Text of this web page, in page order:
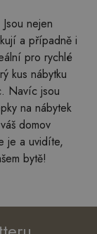
nejen
a případně i
pro rychlé
kus nábytku
Navíc jsou
na nábytek
domov
je a uvidíte,
bytě!